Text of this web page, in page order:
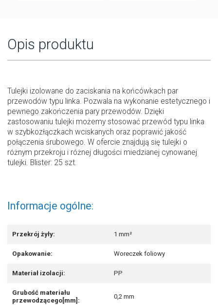
Opis produktu
Tulejki izolowane do zaciskania na końcówkach par
przewodów typu linka. Pozwala na wykonanie estetycznego i
pewnego zakończenia pary przewodów. Dzięki
zastosowaniu tulejki możemy stosować przewód typu linka
w szybkozłączkach wciskanych oraz poprawić jakość
połączenia śrubowego. W ofercie znajdują się tulejki o
różnym przekroju i różnej długości miedzianej cynowanej
tulejki. Blister: 25 szt.
Informacje ogólne:
Przekrój żyły: 1 mm²
Opakowanie: Woreczek foliowy
Materiał izolacji: PP
Grubość materiału
przewodzącego[mm]:
0,2 mm